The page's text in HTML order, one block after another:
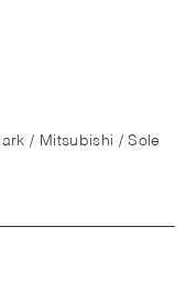
/ Mitsubishi / Sole